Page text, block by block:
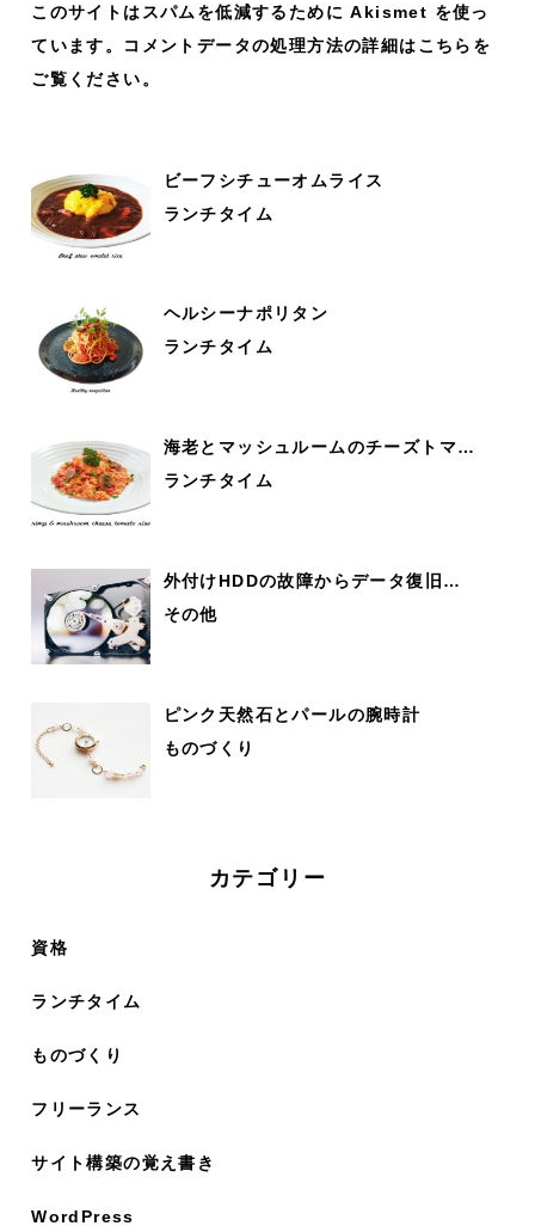
このサイトはスパムを低減するために Akismet を使っ
ています。
コメントデータの処理方法の詳細はこちらを
ご覧ください。
ビーフシチューオムライス
ランチタイム
ヘルシーナポリタン
ランチタイム
海老とマッシュルームのチーズトマ…
ランチタイム
外付けHDDの故障からデータ復旧…
その他
ピンク天然石とパールの腕時計
ものづくり
カテゴリー
資格
ランチタイム
ものづくり
フリーランス
サイト構築の覚え書き
WordPress